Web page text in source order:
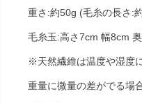
重さ:約50g (毛糸の長さ:
毛糸玉:高さ7cm 幅8cm
※天然繊維は温度や湿度
重量に微量の差がでる場